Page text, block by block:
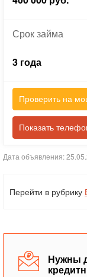
Срокзайма
3 года
Проверить на
Показать
Дата объявления:
Перейти в рубрику
Нужны